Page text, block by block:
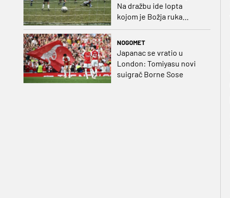
Na dražbu ide lopta
kojom je Božja ruka
NOGOMET
Japanac se vratio u
London: Tomiyasu novi
suigrač Borne Sose